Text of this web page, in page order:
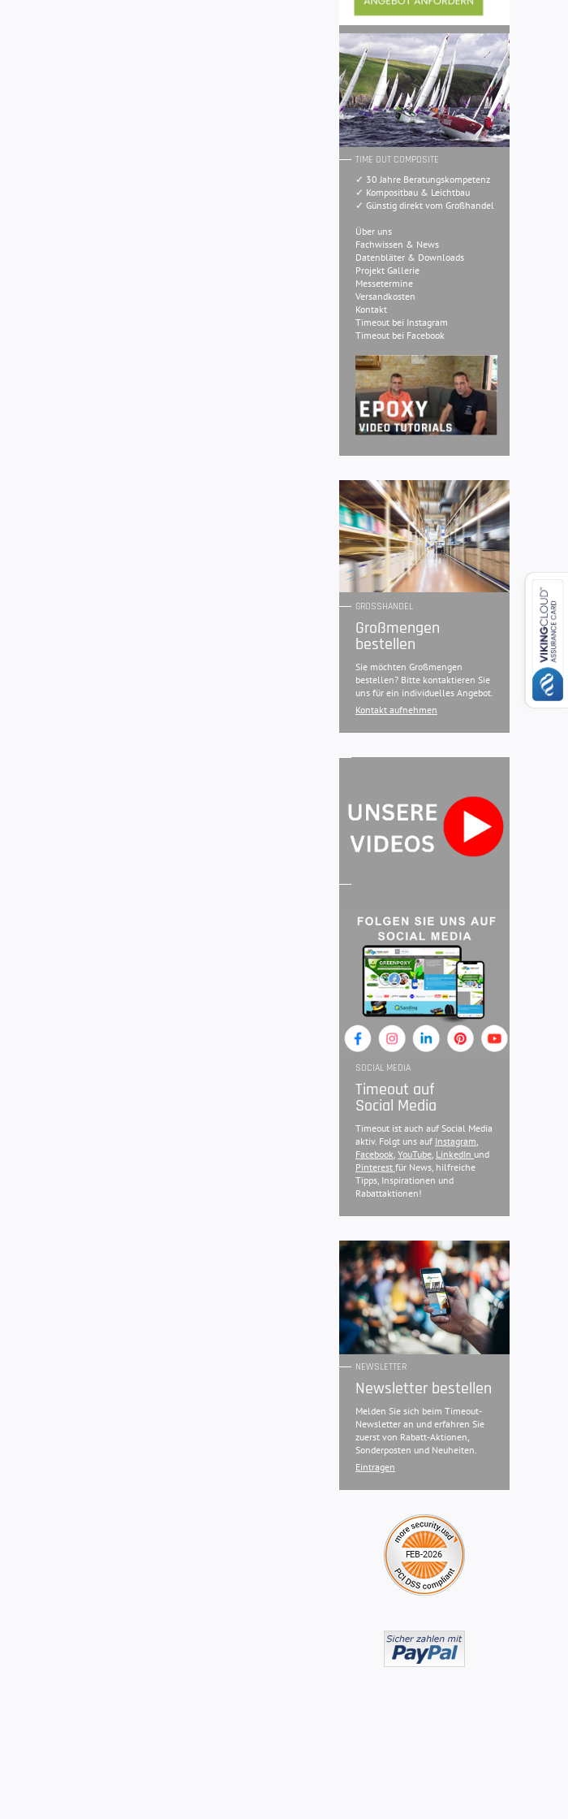
TIME OUT COMPOSITE
✓ 30 Jahre Beratungskompetenz
✓ Kompositbau & Leichtbau
✓ Günstig direkt vom Großhandel
Über uns
Fachwissen & News
Datenbläter & Downloads
Projekt Gallerie
Messetermine
Versandkosten
Kontakt
Timeout bei Instagram
Timeout bei Facebook
GROSSHANDEL
Großmengen
bestellen
Sie möchten Großmengen
bestellen? Bitte kontaktieren Sie
uns für ein individuelles Angebot.
Kontakt aufnehmen
SOCIAL MEDIA
Timeout auf
Social Media
Timeout ist auch auf Social Media
aktiv. Folgt uns auf Instagram,
Facebook, YouTube, LinkedIn und
Pinterest für News, hilfreiche
Tipps, Inspirationen und
Rabattaktionen!
NEWSLETTER
Newsletter bestellen
Melden Sie sich beim Timeout-
Newsletter an und erfahren Sie
zuerst von Rabatt-Aktionen,
Sonderposten und Neuheiten.
Eintragen